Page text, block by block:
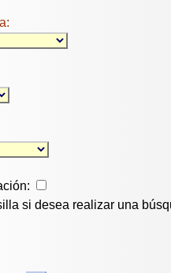
si desea realizar una